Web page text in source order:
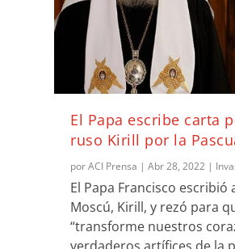
El Papa escribe carta
ruso Kirill por la
porACI Prensa |Abr 28, 2022 |
El Papa Francisco
Moscú, Kirill, y rezó para
“transforme nuestros